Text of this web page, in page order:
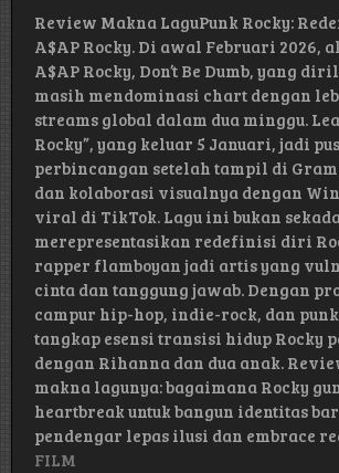
Review Makna LaguPunk Rocky:
A$AP Rocky. Di awal Februari 2026,
A$AP Rocky, Don’t Be Dumb, yang
masih mendominasi chart dengan
streams global dalam dua minggu.
Rocky”, yang keluar 5 Januari, jadi
perbincangan setelah tampil di
dan kolaborasi visualnya dengan
viral di TikTok. Lagu ini bukan
merepresentasikan redefinisi diri
rapper flamboyan jadi artis yang
cinta dan tanggung jawab. Dengan
campur hip-hop, indie-rock, dan punk,
tangkap esensi transisi hidup Rocky
dengan Rihanna dan dua anak.
makna lagunya: bagaimana Rocky
heartbreak untuk bangun identitas
pendengar lepas ilusi dan embrace
FILM